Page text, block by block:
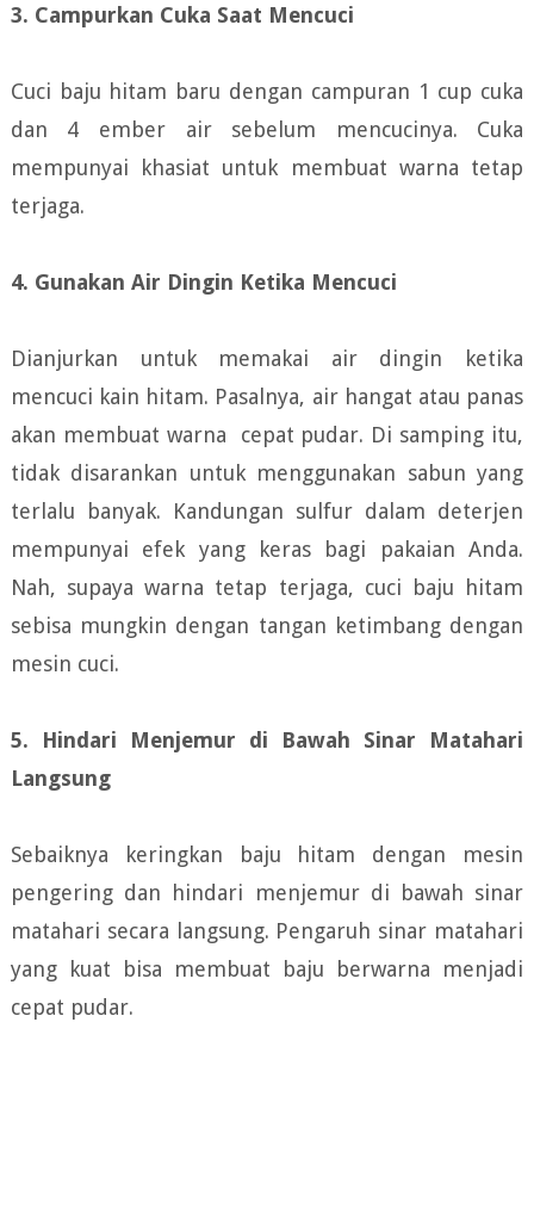
3. Campurkan Cuka Saat Mencuci
Cuci baju hitam baru dengan campuran 1 cup cuka
dan 4 ember air sebelum mencucinya. Cuka
mempunyai khasiat untuk membuat warna tetap
terjaga.
4. Gunakan Air Dingin Ketika Mencuci
Dianjurkan untuk memakai air dingin ketika
mencuci kain hitam. Pasalnya, air hangat atau panas
akan membuat warna cepat pudar. Di samping itu,
tidak disarankan untuk menggunakan sabun yang
terlalu banyak. Kandungan sulfur dalam deterjen
mempunyai efek yang keras bagi pakaian Anda.
Nah, supaya warna tetap terjaga, cuci baju hitam
sebisa mungkin dengan tangan ketimbang dengan
mesin cuci.
5. Hindari Menjemur di Bawah Sinar Matahari
Langsung
Sebaiknya keringkan baju hitam dengan mesin
pengering dan hindari menjemur di bawah sinar
matahari secara langsung. Pengaruh sinar matahari
yang kuat bisa membuat baju berwarna menjadi
cepat pudar.